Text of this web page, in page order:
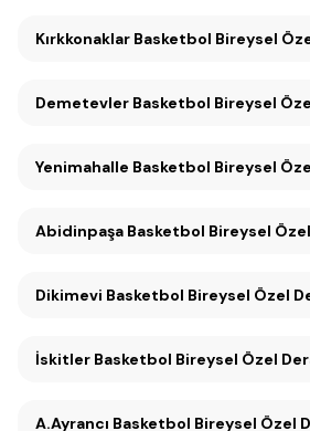
Kırkkonaklar Basketbol Bireysel
Demetevler Basketbol Bireysel
Yenimahalle Basketbol Bireysel
Abidinpaşa Basketbol Bireysel
Dikimevi Basketbol Bireysel Özel
İskitler Basketbol Bireysel Özel
A.Ayrancı Basketbol Bireysel Özel